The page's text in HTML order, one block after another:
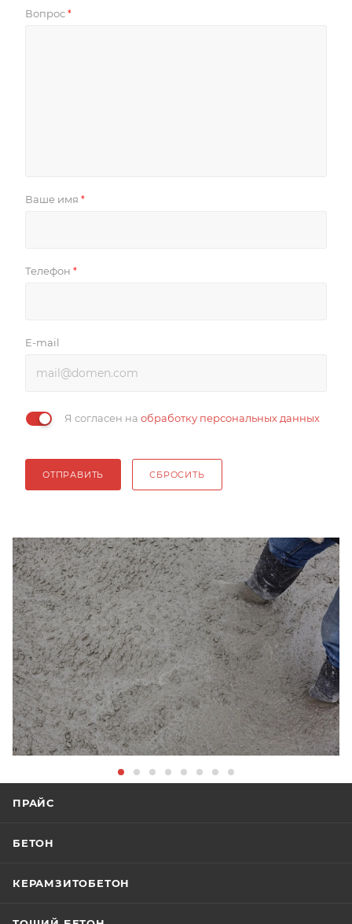
Вопрос *
Ваше имя *
Телефон *
E-mail
Я согласен на обработку персональных данных
ОТПРАВИТЬ СБРОСИТЬ
ПРАЙС
БЕТОН
КЕРАМЗИТОБЕТОН